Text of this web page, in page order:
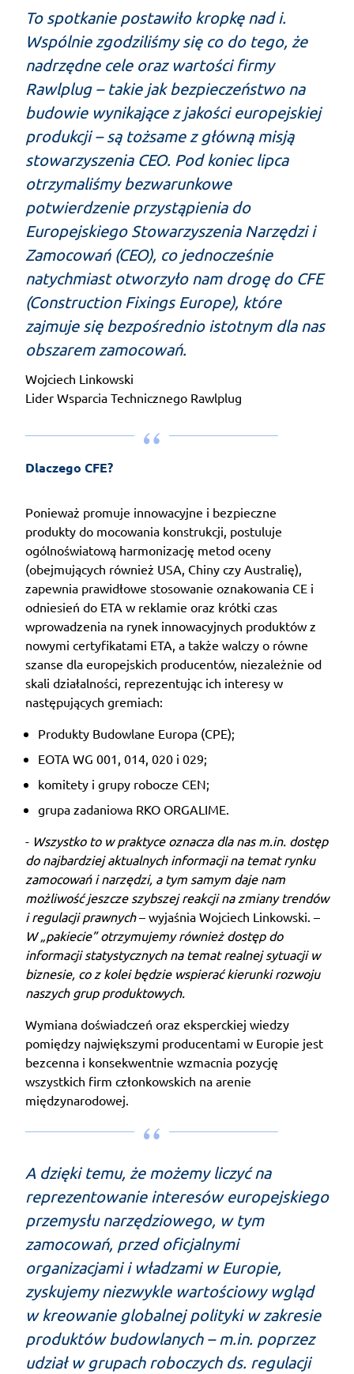
To spotkanie postawiło kropkę nad i.
Wspólnie zgodziliśmy się co do tego, że
nadrzędne cele oraz wartości firmy
Rawlplug – takie jak bezpieczeństwo na
budowie wynikające z jakości europejskiej
produkcji – są tożsame z główną misją
stowarzyszenia CEO. Pod koniec lipca
otrzymaliśmy bezwarunkowe
potwierdzenie przystąpienia do
Europejskiego Stowarzyszenia Narzędzi i
Zamocowań (CEO), co jednocześnie
natychmiast otworzyło nam drogę do CFE
(Construction Fixings Europe), które
zajmuje się bezpośrednio istotnym dla nas
obszarem zamocowań.
Wojciech Linkowski
Lider Wsparcia Technicznego Rawlplug
Dlaczego CFE?
Ponieważ promuje innowacyjne i bezpieczne
produkty do mocowania konstrukcji, postuluje
ogólnoświatową harmonizację metod oceny
(obejmujących również USA, Chiny czy Australię),
zapewnia prawidłowe stosowanie oznakowania CE i
odniesień do ETA w reklamie oraz krótki czas
wprowadzenia na rynek innowacyjnych produktów z
nowymi certyfikatami ETA, a także walczy o równe
szanse dla europejskich producentów, niezależnie od
skali działalności, reprezentując ich interesy w
następujących gremiach:
Produkty Budowlane Europa (CPE);
EOTA WG 001, 014, 020 i 029;
komitety i grupy robocze CEN;
grupa zadaniowa RKO ORGALIME.
- Wszystko to w praktyce oznacza dla nas m.in. dostęp
do najbardziej aktualnych informacji na temat rynku
zamocowań i narzędzi, a tym samym daje nam
możliwość jeszcze szybszej reakcji na zmiany trendów
i regulacji prawnych– wyjaśnia Wojciech Linkowski. –
W „pakiecie” otrzymujemy również dostęp do
informacji statystycznych na temat realnej sytuacji w
biznesie, co z kolei będzie wspierać kierunki rozwoju
naszych grup produktowych.
Wymiana doświadczeń oraz eksperckiej wiedzy
pomiędzy największymi producentami w Europie jest
bezcenna i konsekwentnie wzmacnia pozycję
wszystkich firm członkowskich na arenie
międzynarodowej.
A dzięki temu, że możemy liczyć na
reprezentowanie interesów europejskiego
przemysłu narzędziowego, w tym
zamocowań, przed oficjalnymi
organizacjami i władzami w Europie,
zyskujemy niezwykle wartościowy wgląd
w kreowanie globalnej polityki w zakresie
produktów budowlanych – m.in. poprzez
udział w grupach roboczych ds. regulacji